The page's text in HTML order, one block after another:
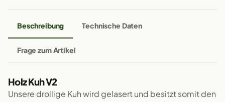
Beschreibung Technische Daten
Frage zum Artikel
Holz Kuh V2
Unsere drollige Kuh wird gelasert und besitzt somit den